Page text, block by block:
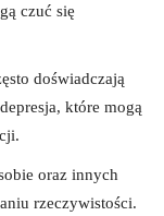
czuć się
doświadczają
które mogą
oraz innych
rzeczywistości.